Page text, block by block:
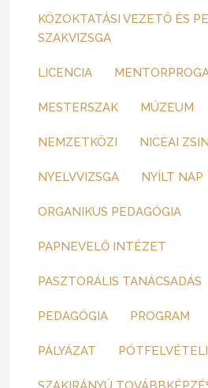
KÖZOKTATÁSI VEZETŐ ÉS
SZAKVIZSGA
LICENCIA
MESTERSZAK MÚZEUM
NEMZETKÖZI NICEAI
NYELVVIZSGA NYÍLT NAP
ORGANIKUS PEDAGÓGIA
PAPNEVELŐ INTÉZET
PASZTORÁLIS TANÁCSADÁS
PEDAGÓGIA PROGRAM
PÁLYÁZAT PÓTFELVÉTELI